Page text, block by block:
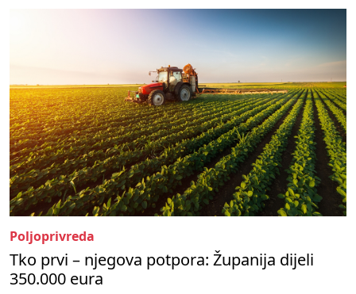
Poljoprivreda
Tko prvi – njegova potpora: Županija dijeli
350.000 eura